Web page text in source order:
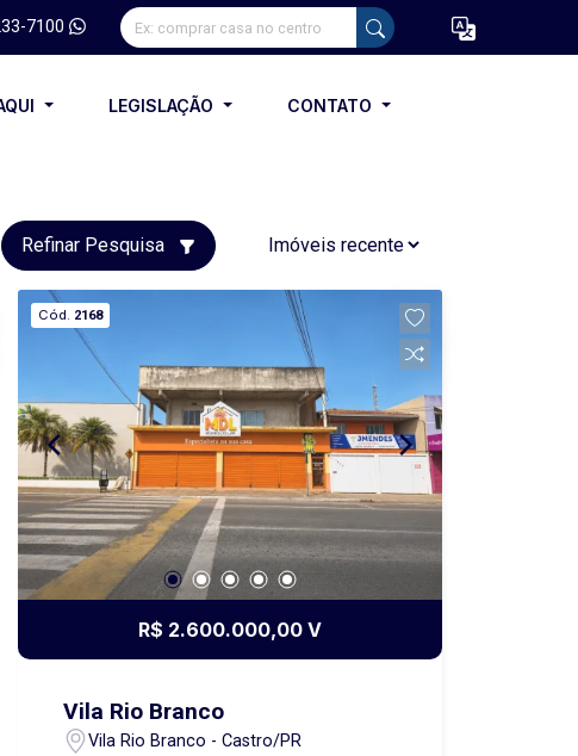
7100
LEGISLAÇÃO CONTATO
Refinar Pesquisa
Cód. 2168
R$ 2.600.000,00 V
Vila Rio Branco
Vila Rio Branco - Castro/PR